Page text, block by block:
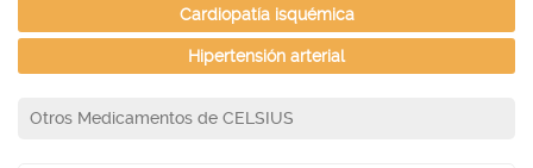
Cardiopatía isquémica
Hipertensión arterial
Otros Medicamentos de CELSIUS